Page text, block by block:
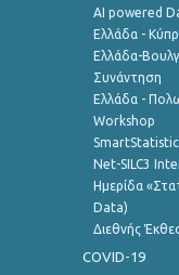
AI powered
Ελλάδα -
Ελλάδα-
Συνάντηση
Ελλάδα -
Workshop
Net-SILC3
Ημερίδα
Data)
Διεθνής
COVID-19